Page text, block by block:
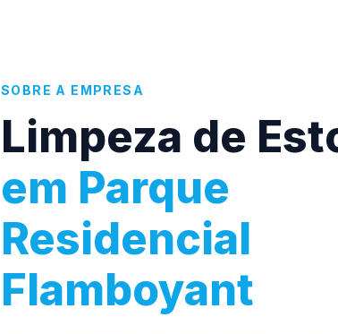
SOBRE A EMPRESA
Limpeza de
em Parque
Residencial
Flamboyant